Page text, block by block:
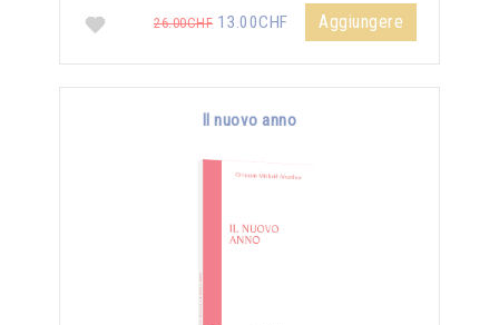
26.00CHF 13.00CHF Aggiungere
Il nuovo anno